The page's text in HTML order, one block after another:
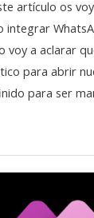
artículo os
a aclarar
para abrir
para ser